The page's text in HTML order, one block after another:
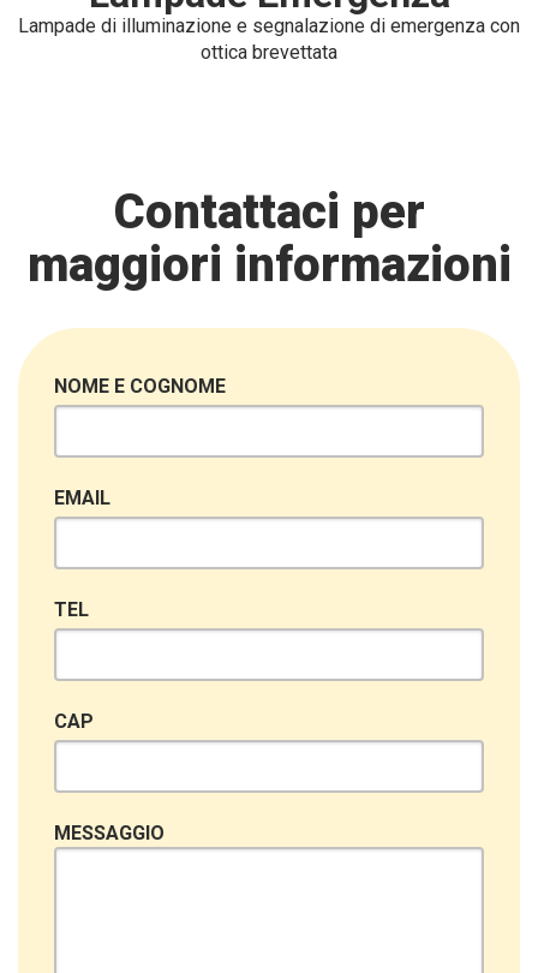
Lampade di illuminazione e segnalazione di emergenza con
ottica brevettata
Contattaci per
maggiori informazioni
NOME E COGNOME
EMAIL
TEL
CAP
MESSAGGIO